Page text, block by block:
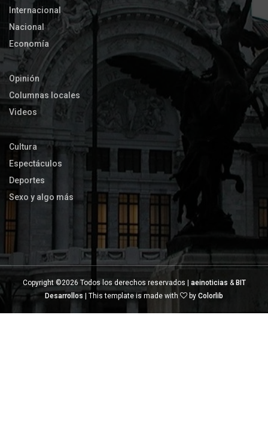
Internacional
Nacional
Economía
Opinión
Columnas locales
Videos
Cultura
Espectáculos
Deportes
Sexo y algo más
Copyright ©2026 Todos los derechos reservados | aeinoticias & BIT
Desarrollos | This template is made with by Colorlib